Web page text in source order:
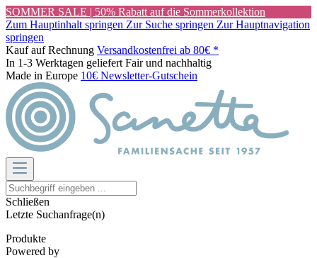
SOMMER SALE | 50% Rabatt auf die Sommerkollektion
Zum Hauptinhalt springen Zur Suche springen Zur Hauptnavigation
springen
Kauf auf Rechnung Versandkostenfrei ab 80€ *
In 1-3 Werktagen geliefert Fair und nachhaltig
Made in Europe 10€ Newsletter-Gutschein
Schließen
Letzte Suchanfrage(n)
Produkte
Powered by